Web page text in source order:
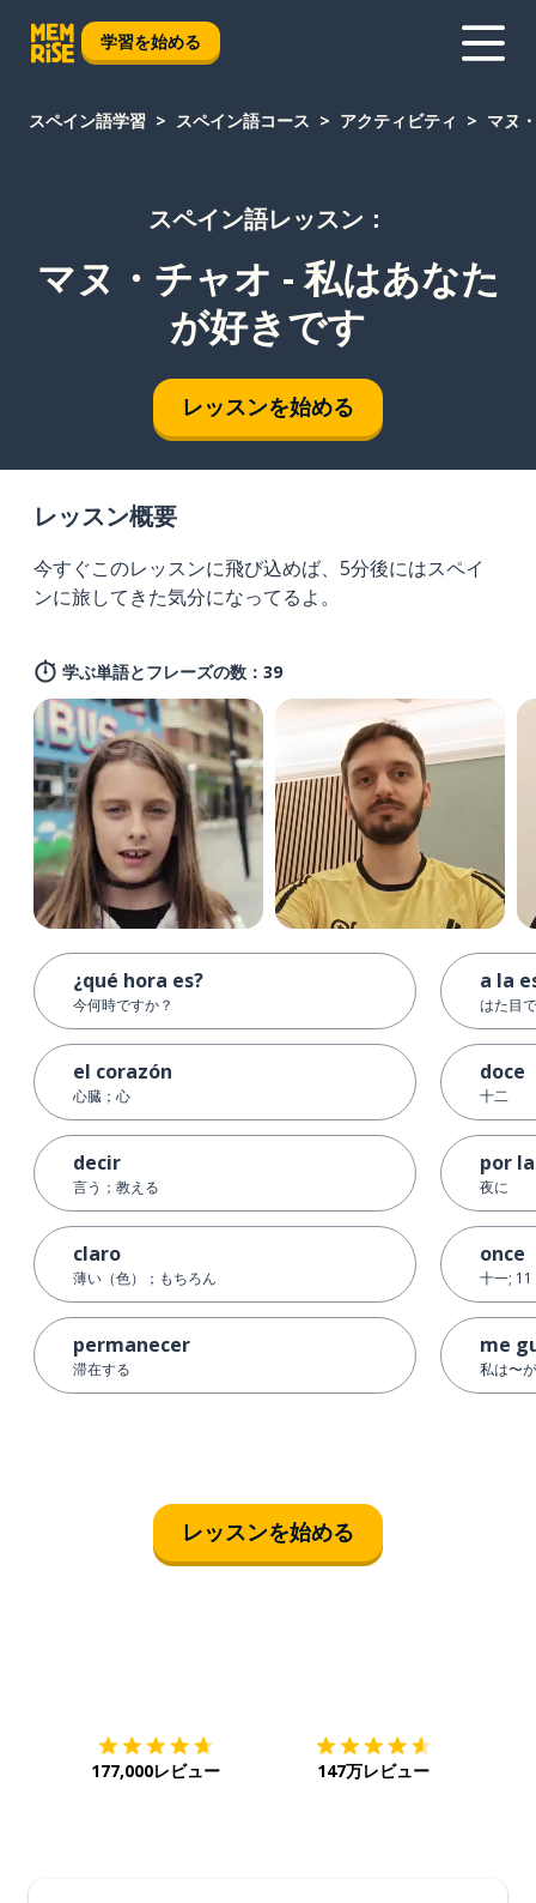
学習を始める
スペイン語学習 スペイン語コース アクティビティ マヌ
スペイン語レッスン：
マヌ・チャオ - 私はあなた
が好きです
レッスンを始める
レッスン概要
今すぐこのレッスンに飛び込めば、5分後にはスペイ
ンに旅してきた気分になってるよ。
学ぶ単語とフレーズの数：39
¿qué hora es?
今何時ですか？
el corazón
心臓；心
decir
言う；教える
claro
薄い（色）；もちろん
permanecer
滞在する
a la
はた目で
doce
十二
por
夜に
once
十一; 11
me
私は〜
レッスンを始める
177,000レビュー 147万レビュー